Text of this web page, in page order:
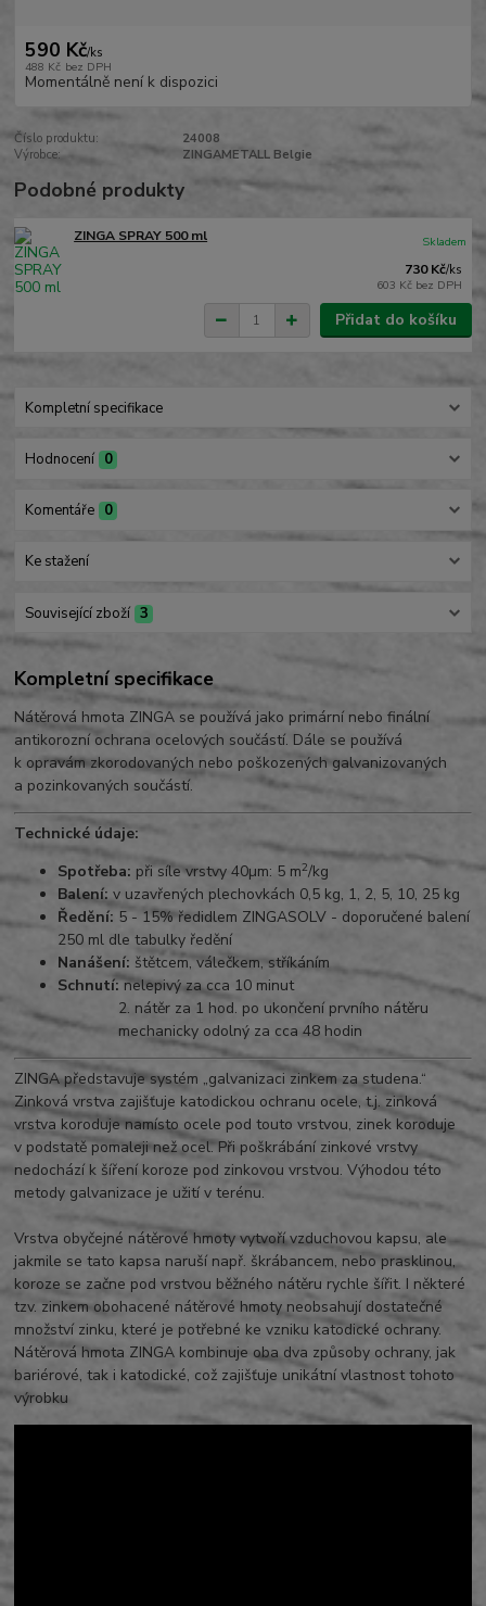
590 Kč/ks
488 Kč bez DPH
Momentálně není k dispozici
Číslo produktu:
24008
Výrobce:
ZINGAMETALL Belgie
Podobné produkty
ZINGA SPRAY 500 ml
730 Kč/ks
603 Kč bez DPH
Skladem
Přidat do košíku
Kompletní specifikace
Hodnocení 0
Komentáře 0
Ke stažení
Související zboží 3
Kompletní specifikace
Nátěrová hmota ZINGA se používá jako primární nebo finální
antikorozní ochrana ocelových součástí. Dále se používá
k opravám zkorodovaných nebo poškozených galvanizovaných
a pozinkovaných součástí.
Technické údaje:
Spotřeba: při síle vrstvy 40µm: 5 m2/kg
Balení: v uzavřených plechovkách 0,5 kg, 1, 2, 5, 10, 25 kg
Ředění: 5 - 15% ředidlem ZINGASOLV - doporučené balení
250 ml dle tabulky ředění
Nanášení: štětcem, válečkem, stříkáním
Schnutí:nelepivý za cca 10 minut
2. nátěr za 1 hod. po ukončení prvního nátěru
mechanicky odolný za cca 48 hodin
ZINGA představuje systém „galvanizaci zinkem za studena.“
Zinková vrstva zajišťuje katodickou ochranu ocele, t.j. zinková
vrstva koroduje namísto ocele pod touto vrstvou, zinek koroduje
v podstatě pomaleji než ocel. Při poškrábání zinkové vrstvy
nedochází k šíření koroze pod zinkovou vrstvou. Výhodou této
metody galvanizace je užití v terénu.
Vrstva obyčejné nátěrové hmoty vytvoří vzduchovou kapsu, ale
jakmile se tato kapsa naruší např. škrábancem, nebo prasklinou,
koroze se začne pod vrstvou běžného nátěru rychle šířit. I některé
tzv. zinkem obohacené nátěrové hmoty neobsahují dostatečné
množství zinku, které je potřebné ke vzniku katodické ochrany.
Nátěrová hmota ZINGA kombinuje oba dva způsoby ochrany, jak
bariérové, tak i katodické, což zajišťuje unikátní vlastnost tohoto
výrobku